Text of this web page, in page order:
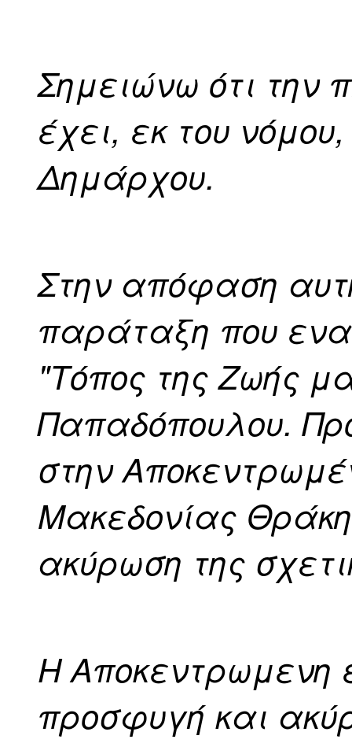
Σημειώνω ότι την
έχει, εκ του
Δημάρχου.
Στην απόφαση
παράταξη που
"Τόπος της Ζωής
Παπαδόπουλου.
στην
Μακεδονίας
ακύρωση της
Η Αποκεντρωμενη
προσφυγή και